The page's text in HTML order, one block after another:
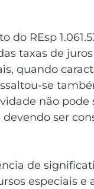
REsp
taxas de
quando
se
não
ser
de
especiais e